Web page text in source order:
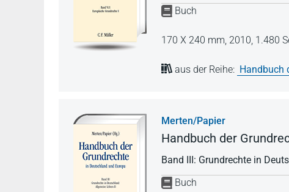
Buch
170 X 240 mm, 2010, 1.480
aus der Reihe: Handbuch
Merten/Papier
Handbuch der
Band III: Grundrechte in
Buch